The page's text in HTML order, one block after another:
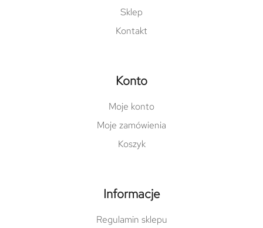
Sklep
Kontakt
Konto
Moje konto
Moje zamówienia
Koszyk
Informacje
Regulamin sklepu